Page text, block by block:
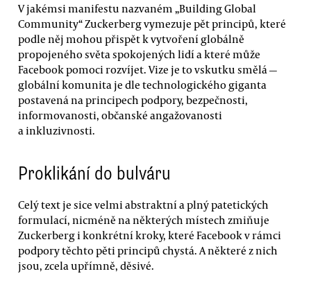
V jakémsi manifestu nazvaném „Building Global
Community“ Zuckerberg vymezuje pět principů, které
podle něj mohou přispět k vytvoření globálně
propojeného světa spokojených lidí a které může
Facebook pomoci rozvíjet. Vize je to vskutku smělá —
globální komunita je dle technologického giganta
postavená na principech podpory, bezpečnosti,
informovanosti, občanské angažovanosti
a inkluzivnosti.
Proklikání do bulváru
Celý text je sice velmi abstraktní a plný patetických
formulací, nicméně na některých místech zmiňuje
Zuckerberg i konkrétní kroky, které Facebook v rámci
podpory těchto pěti principů chystá. A některé z nich
jsou, zcela upřímně, děsivé.